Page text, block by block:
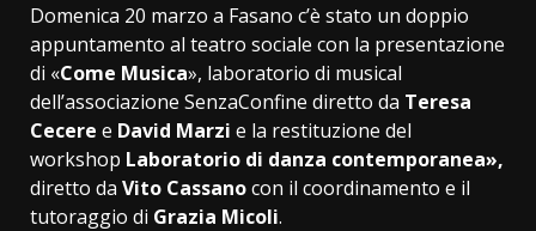
Domenica 20 marzo a Fasano c’è stato un doppio
appuntamento al teatro sociale con la presentazione
di «Come Musica», laboratorio di musical
dell’associazione SenzaConfine diretto da Teresa
Cecere e David Marzi e la restituzione del
workshop Laboratorio di danza contemporanea»,
diretto da Vito Cassanocon il coordinamento e il
tutoraggio di Grazia Micoli.